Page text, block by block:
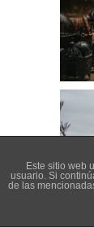
Este sitio web
usuario. Si
de las